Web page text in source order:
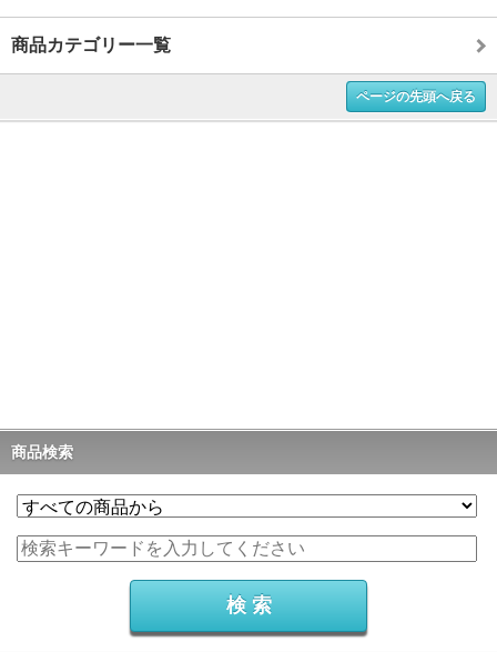
商品カテゴリー一覧
ページの先頭へ戻る
商品検索